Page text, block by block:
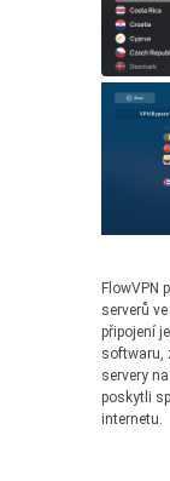
FlowVPN
serverů
připojení
softwaru,
servery
poskytli
internetu.